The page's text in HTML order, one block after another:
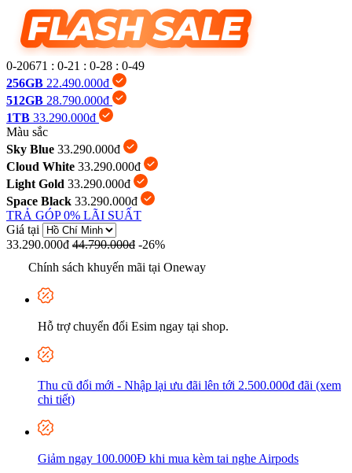
0-20671 : 0-21 : 0-28 : 0-50
256GB 22.490.000đ
512GB 28.790.000đ
1TB 33.290.000đ
Màu sắc
Sky Blue 33.290.000đ
Cloud White 33.290.000đ
Light Gold 33.290.000đ
Space Black 33.290.000đ
TRẢ GÓP 0% LÃI SUẤT
Giá tại
33.290.000đ 44.790.000đ -26%
Chính sách khuyến mãi tại Oneway
Hỗ trợ chuyển đổi Esim ngay tại shop.
Thu cũ đổi mới - Nhập lại ưu đãi lên tới 2.500.000đ đãi (xem
chi tiết)
Giảm ngay 100.000Đ khi mua kèm tai nghe Airpods